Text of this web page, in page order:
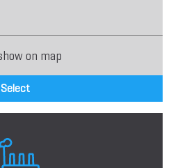
on map
Select